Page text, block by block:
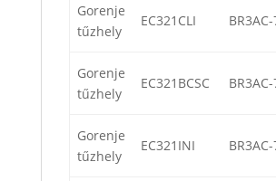
Gorenje
tűzhely
EC321CLI
Gorenje
tűzhely
EC321BCSC
Gorenje
tűzhely
EC321INI